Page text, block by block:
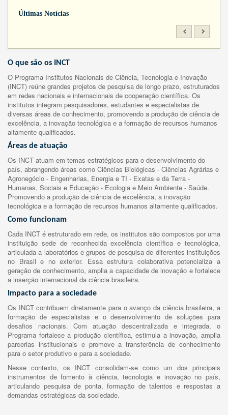
Últimas Notícias
O que são os INCT
O Programa Institutos Nacionais de Ciência, Tecnologia e Inovação
(INCT) reúne grandes projetos de pesquisa de longo prazo, estruturados
em redes nacionais e internacionais de cooperação científica. Os
institutos integram pesquisadores, estudantes e especialistas de
diversas áreas de conhecimento, promovendo a produção de ciência de
excelência, a inovação tecnológica e a formação de recursos humanos
altamente qualificados.
Áreas de atuação
Os INCT atuam em temas estratégicos para o desenvolvimento do
país, abrangendo áreas como Ciências Biológicas - Ciências Agrárias e
Agronegócio - Engenharias, Energia e TI - Exatas e da Terra -
Humanas, Sociais e Educação - Ecologia e Meio Ambiente - Saúde.
Promovendo a produção de ciência de excelência, a inovação
tecnológica e a formação de recursos humanos altamente qualificados.
Como funcionam
Cada INCT é estruturado em rede, os institutos são compostos por uma
instituição sede de reconhecida excelência científica e tecnológica,
articulada a laboratórios e grupos de pesquisa de diferentes instituições
no Brasil e no exterior. Essa estrutura colaborativa potencializa a
geração de conhecimento, amplia a capacidade de inovação e fortalece
a inserção internacional da ciência brasileira.
Impacto para a sociedade
Os INCT contribuem diretamente para o avanço da ciência brasileira, a
formação de especialistas e o desenvolvimento de soluções para
desafios nacionais. Com atuação descentralizada e integrada, o
Programa fortalece a produção científica, estimula a inovação, amplia
parcerias institucionais e promove a transferência de conhecimento
para o setor produtivo e para a sociedade.
Nesse contexto, os INCT consolidam-se como um dos principais
instrumentos de fomento à ciência, tecnologia e inovação no país,
articulando pesquisa de ponta, formação de talentos e respostas a
demandas estratégicas da sociedade.